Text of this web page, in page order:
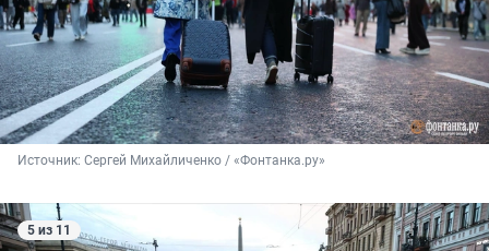
Источник: Сергей Михайличенко / «Фонтанка.ру»
5 из 11